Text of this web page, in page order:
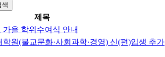
색
제목
가을 학위수여식 안내
원(불교문화·사회과학·경영) 신(편)입생 추가